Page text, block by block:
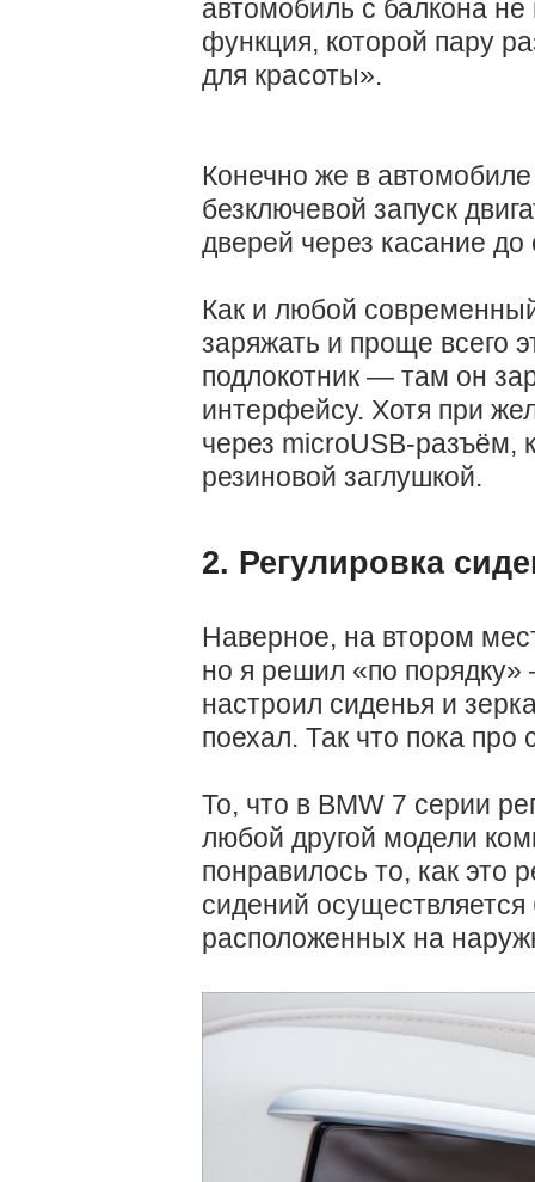
автомобиль с балкона не
функция, которой пару
для красоты».
Конечно же в
безключевой запуск
дверей через касание
Как и любой
заряжать и проще всего
подлокотник — там он
интерфейсу. Хотя при
через microUSB-разъём,
резиновой заглушкой.
2. Регулировка
Наверное, на втором
но я решил «по
настроил сиденья и
поехал. Так что пока про
То, что в BMW 7 серии
любой другой модели
понравилось то, как это
сидений
расположенных на